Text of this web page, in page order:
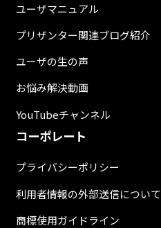
ユーザマニュアル
プリザンター関連ブログ紹介
ユーザの生の声
お悩み解決動画
YouTubeチャンネル
コーポレート
プライバシーポリシー
利用者情報の外部送信について
商標使用ガイドライン